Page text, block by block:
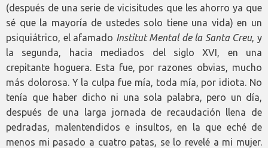
(después de una serie de vicisitudes que les ahorro ya que
sé que la mayoría de ustedes solo tiene una vida) en un
psiquiátrico, el afamado Institut Mental de la Santa Creu, y
la segunda, hacia mediados del siglo XVI, en una
crepitante hoguera. Esta fue, por razones obvias, mucho
más dolorosa. Y la culpa fue mía, toda mía, por idiota. No
tenía que haber dicho ni una sola palabra, pero un día,
después de una larga jornada de recaudación llena de
pedradas, malentendidos e insultos, en la que eché de
menos mi pasado a cuatro patas, se lo revelé a mi mujer.